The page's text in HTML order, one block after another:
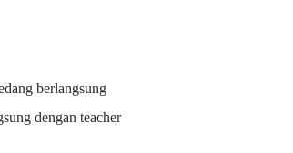
berlangsung
dengan teacher